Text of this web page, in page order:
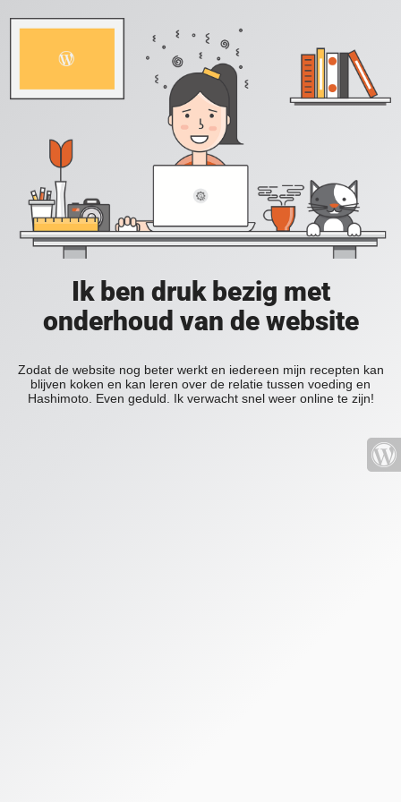
Ik ben druk bezig met
onderhoud van de website
Zodat de website nog beter werkt en iedereen mijn recepten kan
blijven koken en kan leren over de relatie tussen voeding en
Hashimoto. Even geduld. Ik verwacht snel weer online te zijn!